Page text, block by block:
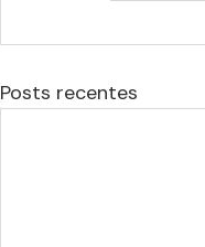
Posts recentes